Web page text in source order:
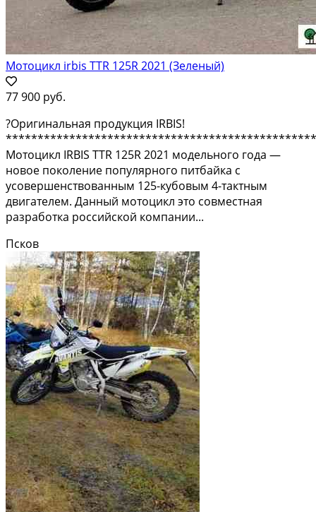
Мотоцикл irbis TTR 125R 2021 (Зеленый)
77 900 руб.
?Оригинальная продукция IRBIS!
Мотоцикл IRBIS TTR 125R 2021 модельного года —
новое поколение популярного питбайка с
усовершенствованным 125-кубовым 4-тактным
двигателем. Данный мотоцикл это совместная
разработка российской компании...
Псков